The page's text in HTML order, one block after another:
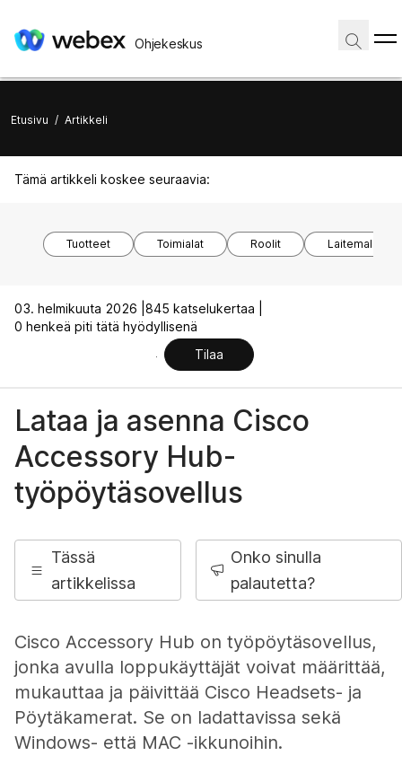
Ohjekeskus
Etusivu / Artikkeli
Tämä artikkeli koskee seuraavia:
Tuotteet Toimialat Roolit Laitemallit
03. helmikuuta 2026 | 845 katselukertaa |
0 henkeä piti tätä hyödyllisenä
Tilaa
Lataa ja asenna Cisco
Accessory Hub-
työpöytäsovellus
Tässä
artikkelissa
Onko sinulla
palautetta?
Cisco Accessory Hub on työpöytäsovellus,
jonka avulla loppukäyttäjät voivat määrittää,
mukauttaa ja päivittää Cisco Headsets- ja
Pöytäkamerat. Se on ladattavissa sekä
Windows- että MAC -ikkunoihin.